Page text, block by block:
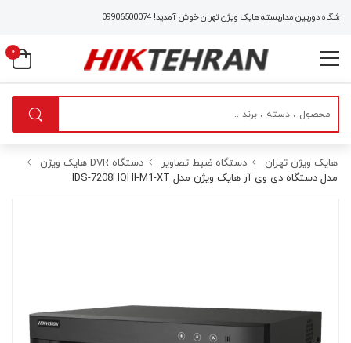
دوربین مداربسته هایک ویژن تهران خوش آمدید!09906500074
0
هایک ویژن تهران دستگاه ضبط تصاویر
دستگاه DVR هایک ویژن
مدل دستگاه دی وی آر هایک ویژن مدل IDS-7208HQHI-M1-XT